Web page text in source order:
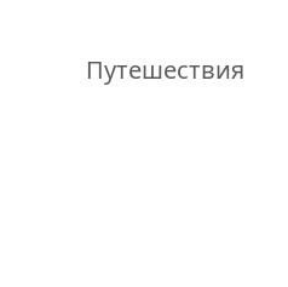
Путешествия